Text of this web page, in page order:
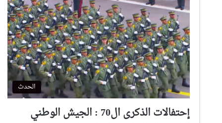
الحدث
إحتفالات الذكرى ال70 : الجيش الوطني